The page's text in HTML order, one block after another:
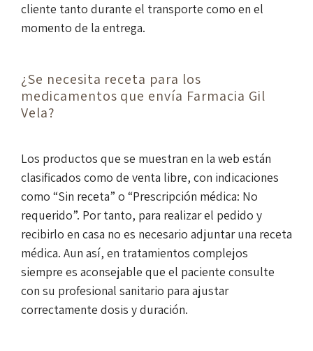
cliente tanto durante el transporte como en el
momento de la entrega.
¿Se necesita receta para los
medicamentos que envía Farmacia Gil
Vela?
Los productos que se muestran en la web están
clasificados como de venta libre, con indicaciones
como “Sin receta” o “Prescripción médica: No
requerido”. Por tanto, para realizar el pedido y
recibirlo en casa no es necesario adjuntar una receta
médica. Aun así, en tratamientos complejos
siempre es aconsejable que el paciente consulte
con su profesional sanitario para ajustar
correctamente dosis y duración.